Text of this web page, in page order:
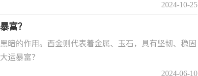
2024-10-25
富？
暗的作用。酉金则代表着金属、玉石，具有坚韧、稳固
运暴富？
2024-06-10